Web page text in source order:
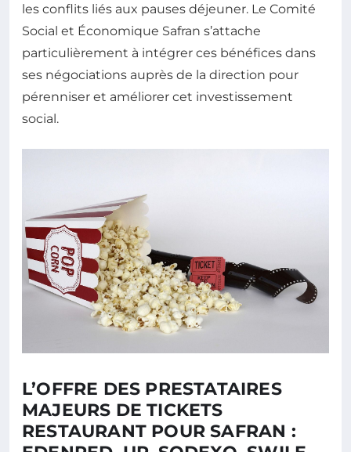
les conflits liés aux pauses déjeuner. Le Comité
Social et Économique Safran s’attache
particulièrement à intégrer ces bénéfices dans
ses négociations auprès de la direction pour
pérenniser et améliorer cet investissement
social.
L’OFFRE DES PRESTATAIRES
MAJEURS DE TICKETS
RESTAURANT POUR SAFRAN :